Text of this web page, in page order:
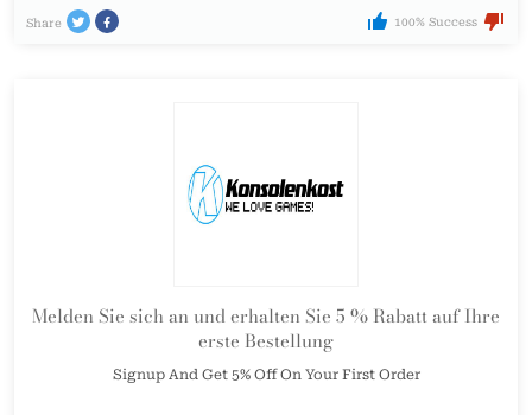
Share 100% Success
Melden Sie sich an und erhalten Sie 5 % Rabatt auf Ihre
erste Bestellung
Signup And Get 5% Off On Your First Order